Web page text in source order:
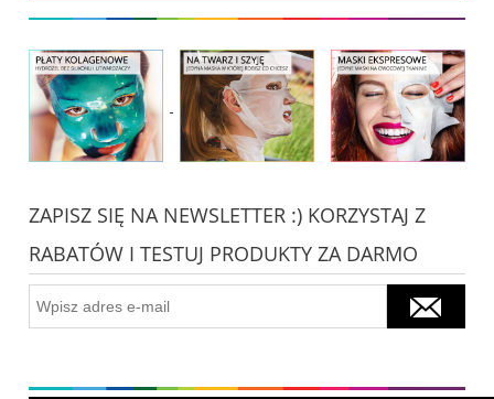
ZAPISZ SIĘ NA NEWSLETTER :) KORZYSTAJ Z
RABATÓW I TESTUJ PRODUKTY ZA DARMO